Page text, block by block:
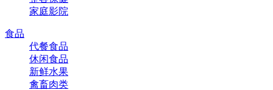
家庭影院
食品
代餐食品
休闲食品
新鲜水果
禽畜肉类